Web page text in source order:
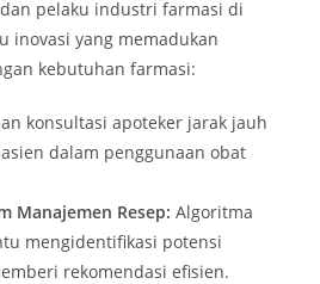
pelaku industri farmasi di
inovasi yang memadukan
kebutuhan farmasi:
konsultasi apoteker jarak jauh
dalam penggunaan obat
Manajemen Resep: Algoritma
mengidentifikasi potensi
rekomendasi efisien.